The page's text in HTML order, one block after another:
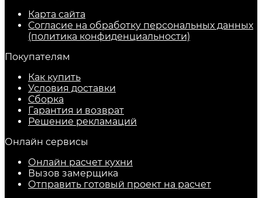
Карта сайта
Согласие на обработку персональных данных
(политика конфиденциальности)
Покупателям
Как купить
Условия доставки
Сборка
Гарантия и возврат
Решение рекламаций
Онлайн сервисы
Онлайн расчет кухни
Вызов замерщика
Отправить готовый проект на расчет